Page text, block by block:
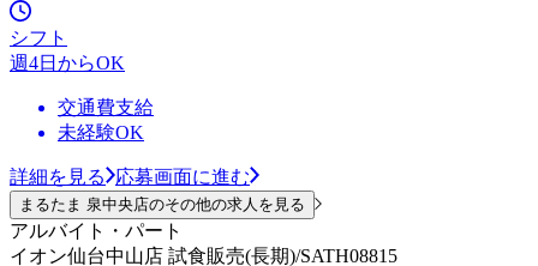
シフト
週4日からOK
交通費支給
未経験OK
詳細を見る 応募画面に進む
まるたま 泉中央店のその他の求人を見る
アルバイト・パート
イオン仙台中山店 試食販売(長期)/SATH08815